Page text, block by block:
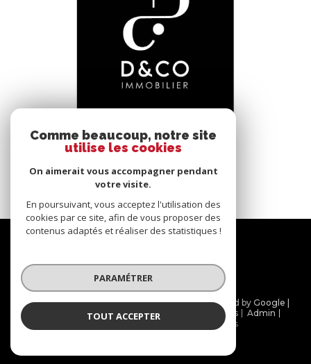
voir le bien
Bâgé-le-Châtel (01380)
Nous
© 2026 | Tous droits réservés | Traduction powered by Google |
Nos honoraires
Plan du site Mentions légales
Admin
Cookies
Comme beaucoup, notre site
utilise les cookies
On aimerait vous accompagner pendant
votre visite.
En poursuivant, vous acceptez l'utilisation des
cookies par ce site, afin de vous proposer des
contenus adaptés et réaliser des statistiques !
PARAMÉTRER
TOUT ACCEPTER